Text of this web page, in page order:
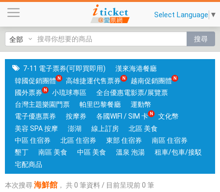
館
|
國
旅
卡
門
市
可
核
銷
；
售
各
Select Language ▼
搜尋
7-11 電子票券(可即買即用)
漢來海港餐廳
韓國促銷團體
高雄捷運代售票券
越南促銷團體
國外票券
小琉球專區
全台優惠電影票/展覽票
台灣主題樂園門票
帕里巴黎餐廳
運動幣
電子優惠票券
按摩券 各國WIFI / SIM 卡
文化幣
美容 SPA 按摩
澎湖 線上訂房
北區 美食
中區 住宿券
北區 住宿券 東部 住宿券
南區 住宿券
墾丁
南區 美食 中區 美食 溫泉 泡湯
租車/包車/接駁
宅配商品
本次搜尋 海鮮館 ， 共0 筆資料 / 目前呈現前0 筆